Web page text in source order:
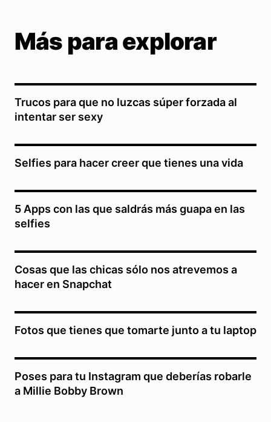
Más para explorar
Trucos para que no luzcas súper forzada al
intentar ser sexy
Selfies para hacer creer que tienes una vida
5 Apps con las que saldrás más guapa en las
selfies
Cosas que las chicas sólo nos atrevemos a
hacer en Snapchat
Fotos que tienes que tomarte junto a tu laptop
Poses para tu Instagram que deberías robarle
a Millie Bobby Brown